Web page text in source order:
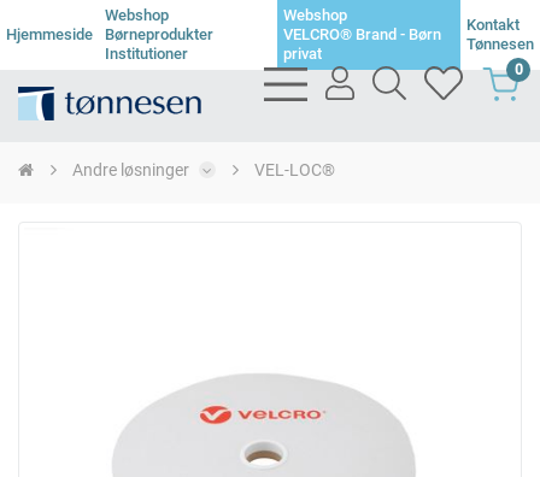
Hjemmeside
Webshop
Børneprodukter
Institutioner
Webshop
VELCRO® Brand - Børn
privat
Kontakt
Tønnesen
bars
light
user
searchheart 0
Andre løsninger VEL-LOC®